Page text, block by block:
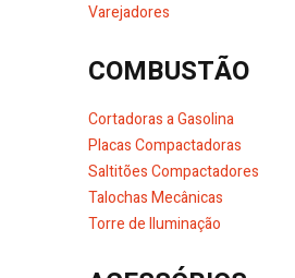
Varejadores
COMBUSTÃO
Cortadoras a Gasolina
Placas Compactadoras
Saltitões Compactadores
Talochas Mecânicas
Torre de Iluminação